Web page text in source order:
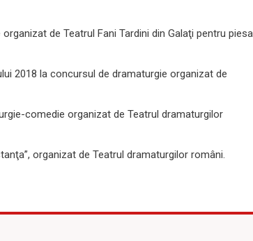
de Teatrul Fani Tardini din Galaţi pentru piesa
2018 la concursul de dramaturgie organizat de
comedie organizat de Teatrul dramaturgilor
organizat de Teatrul dramaturgilor români.